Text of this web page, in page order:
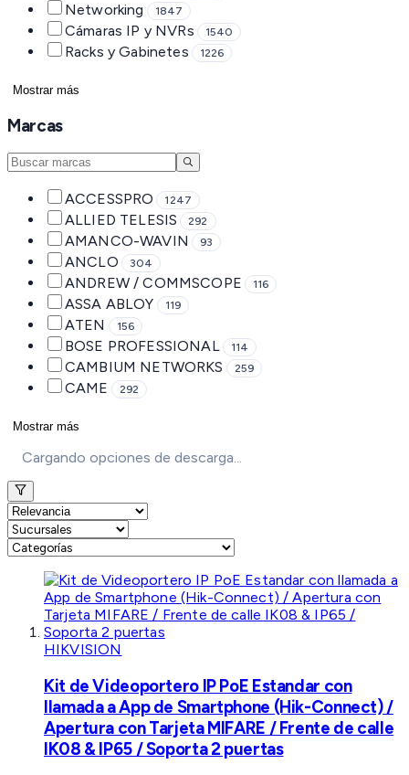
Networking 1847
Cámaras IP y NVRs 1540
Racks y Gabinetes 1226
Mostrar más
Marcas
ACCESSPRO 1247
ALLIED TELESIS 292
AMANCO-WAVIN 93
ANCLO 304
ANDREW / COMMSCOPE 116
ASSA ABLOY 119
ATEN 156
BOSE PROFESSIONAL 114
CAMBIUM NETWORKS 259
CAME 292
Mostrar más
Cargando opciones de descarga...
HIKVISION
Kit de Videoportero IP PoE Estandar con
llamada a App de Smartphone (Hik-Connect) /
Apertura con Tarjeta MIFARE / Frente de calle
IK08 & IP65 / Soporta 2 puertas